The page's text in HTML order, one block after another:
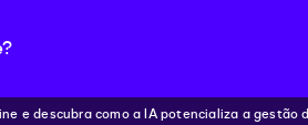
como a IA potencializa a gestão de